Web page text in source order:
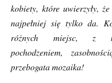
kobiety, które uwierzyły,
najpełniej się tylko da.
różnych miejsc, z
pochodzeniem,
przebogata mozaika!